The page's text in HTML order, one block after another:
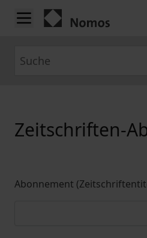
Zum Inhalt springen
Zeitschriften-
Abonnement